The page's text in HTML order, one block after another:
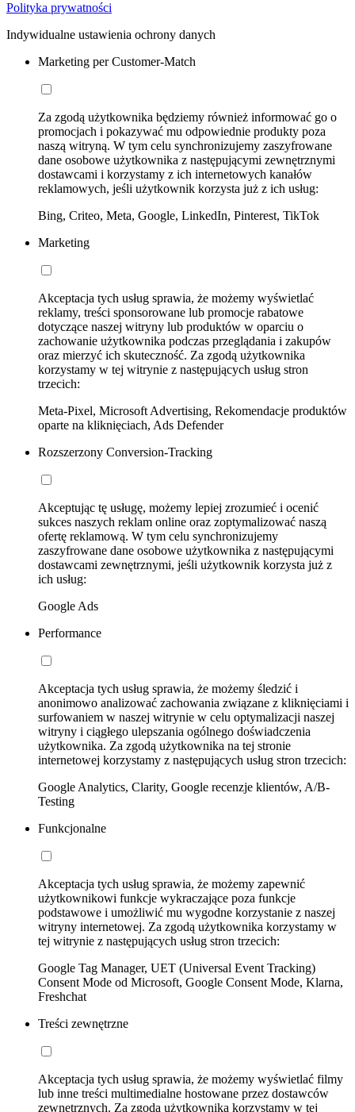
Polityka prywatności
Indywidualne ustawienia ochrony danych
Marketing per Customer-Match
Za zgodą użytkownika będziemy również informować go o
promocjach i pokazywać mu odpowiednie produkty poza
naszą witryną. W tym celu synchronizujemy zaszyfrowane
dane osobowe użytkownika z następującymi zewnętrznymi
dostawcami i korzystamy z ich internetowych kanałów
reklamowych, jeśli użytkownik korzysta już z ich usług:
Bing, Criteo, Meta, Google, LinkedIn, Pinterest, TikTok
Marketing
Akceptacja tych usług sprawia, że możemy wyświetlać
reklamy, treści sponsorowane lub promocje rabatowe
dotyczące naszej witryny lub produktów w oparciu o
zachowanie użytkownika podczas przeglądania i zakupów
oraz mierzyć ich skuteczność. Za zgodą użytkownika
korzystamy w tej witrynie z następujących usług stron
trzecich:
Meta-Pixel, Microsoft Advertising, Rekomendacje produktów
oparte na kliknięciach, Ads Defender
Rozszerzony Conversion-Tracking
Akceptując tę usługę, możemy lepiej zrozumieć i ocenić
sukces naszych reklam online oraz zoptymalizować naszą
ofertę reklamową. W tym celu synchronizujemy
zaszyfrowane dane osobowe użytkownika z następującymi
dostawcami zewnętrznymi, jeśli użytkownik korzysta już z
ich usług:
Google Ads
Performance
Akceptacja tych usług sprawia, że możemy śledzić i
anonimowo analizować zachowania związane z kliknięciami i
surfowaniem w naszej witrynie w celu optymalizacji naszej
witryny i ciągłego ulepszania ogólnego doświadczenia
użytkownika. Za zgodą użytkownika na tej stronie
internetowej korzystamy z następujących usług stron trzecich:
Google Analytics, Clarity, Google recenzje klientów, A/B-
Testing
Funkcjonalne
Akceptacja tych usług sprawia, że możemy zapewnić
użytkownikowi funkcje wykraczające poza funkcje
podstawowe i umożliwić mu wygodne korzystanie z naszej
witryny internetowej. Za zgodą użytkownika korzystamy w
tej witrynie z następujących usług stron trzecich:
Google Tag Manager, UET (Universal Event Tracking)
Consent Mode od Microsoft, Google Consent Mode, Klarna,
Freshchat
Treści zewnętrzne
Akceptacja tych usług sprawia, że możemy wyświetlać filmy
lub inne treści multimedialne hostowane przez dostawców
zewnętrznych. Za zgodą użytkownika korzystamy w tej